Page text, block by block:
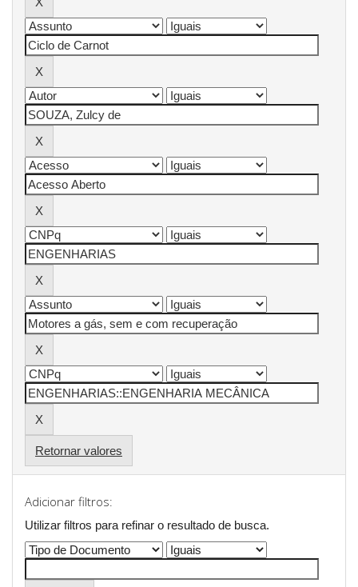
Retornar valores
Adicionar filtros:
Utilizar filtros para refinar o resultado de busca.